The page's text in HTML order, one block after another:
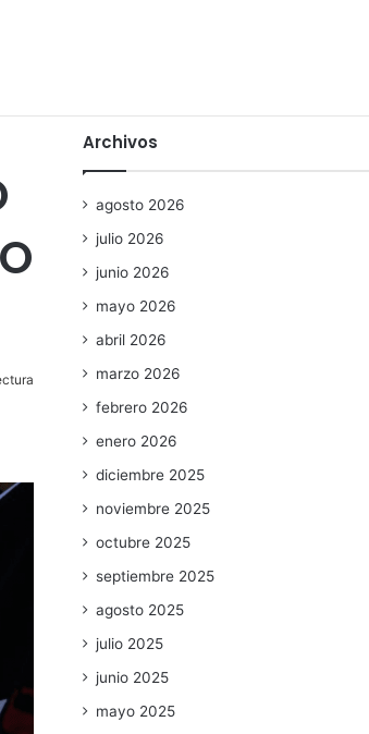
Archivos
agosto 2026
julio 2026
junio 2026
mayo 2026
abril 2026
marzo 2026
febrero 2026
enero 2026
diciembre 2025
noviembre 2025
octubre 2025
septiembre 2025
agosto 2025
julio 2025
junio 2025
mayo 2025